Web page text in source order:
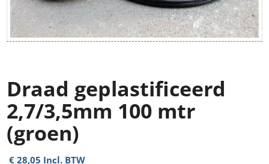
Draad geplastificeerd
2,7/3,5mm 100 mtr
(groen)
€ 28,05 Incl. BTW